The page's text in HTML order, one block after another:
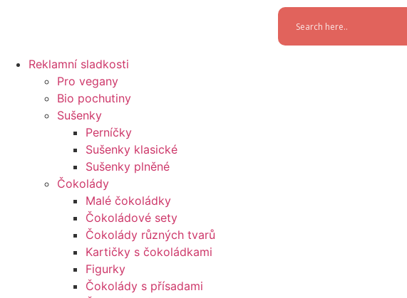
Reklamní sladkosti
Pro vegany
Bio pochutiny
Sušenky
Perníčky
Sušenky klasické
Sušenky plněné
Čokolády
Malé čokoládky
Čokoládové sety
Čokolády různých tvarů
Kartičky s čokoládkami
Figurky
Čokolády s přísadami